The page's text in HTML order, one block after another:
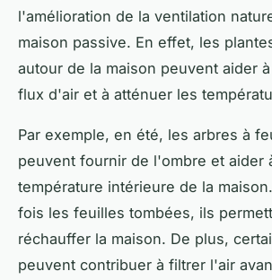
l'amélioration de la ventilation
maison passive. En effet, les
autour de la maison peuvent aider
flux d'air et à atténuer les
Par exemple, en été, les arbres à
peuvent fournir de l'ombre et aider
température intérieure de la
fois les feuilles tombées, ils
réchauffer la maison. De plus,
peuvent contribuer à filtrer l'air